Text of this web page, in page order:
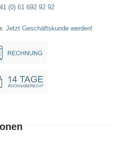
(0) 61 692 92 92
: Jetzt Geschäftskunde werden!